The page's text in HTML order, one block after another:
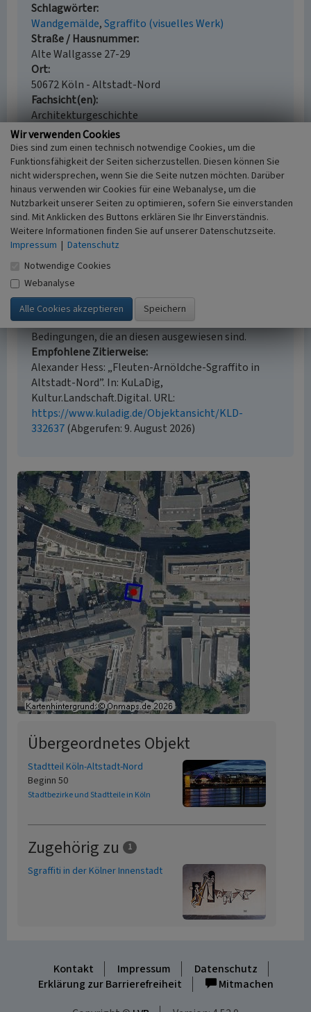
Schlagwörter
Wandgemälde Sgraffito (visuelles Werk)
Straße / Hausnummer
Alte Wallgasse 27-29
Ort
50672 Köln - Altstadt-Nord
Fachsicht(en)
Architekturgeschichte
Erfassungsmaßstab
Keine Angabe
Erfassungsmethode
Literaturauswertung, Geländebegehung/-
kartierung
Empfohlene Zitierweise
Urheberrechtlicher Hinweis
Der hier präsentierte Inhalt ist urheberrechtlich
geschützt. Die angezeigten Medien unterliegen
möglicherweise zusätzlichen urheberrechtlichen
Bedingungen, die an diesen ausgewiesen sind.
Empfohlene Zitierweise
Alexander Hess: „Fleuten‐Arnöldche-Sgraffito in
Altstadt-Nord”. In: KuLaDig,
Kultur.Landschaft.Digital. URL:
https://www.kuladig.de/Objektansicht/KLD-
332637(Abgerufen: 9. August 2026)
Übergeordnetes Objekt
Stadtteil Köln-Altstadt-Nord
Beginn 50
Stadtbezirke und Stadtteile in Köln
Zugehörig zu 1
Sgraffiti in der Kölner Innenstadt
Kontakt Impressum
Datenschutz
Erklärung zur Barrierefreiheit
Mitmachen
Wir verwenden Cookies
Dies sind zum einen technisch notwendige Cookies, um die
Funktionsfähigkeit der Seiten sicherzustellen. Diesen können Sie
nicht widersprechen, wenn Sie die Seite nutzen möchten. Darüber
hinaus verwenden wir Cookies für eine Webanalyse, um die
Nutzbarkeit unserer Seiten zu optimieren, sofern Sie einverstanden
sind. Mit Anklicken des Buttons erklären Sie Ihr Einverständnis.
Weitere Informationen finden Sie auf unserer Datenschutzseite.
Impressum | Datenschutz
Notwendige Cookies
Webanalyse